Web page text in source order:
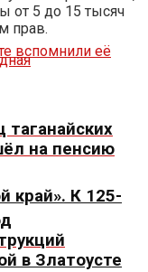
край». К 125-
в Златоусте
5 до 15 тысяч
прав.
на пенсию